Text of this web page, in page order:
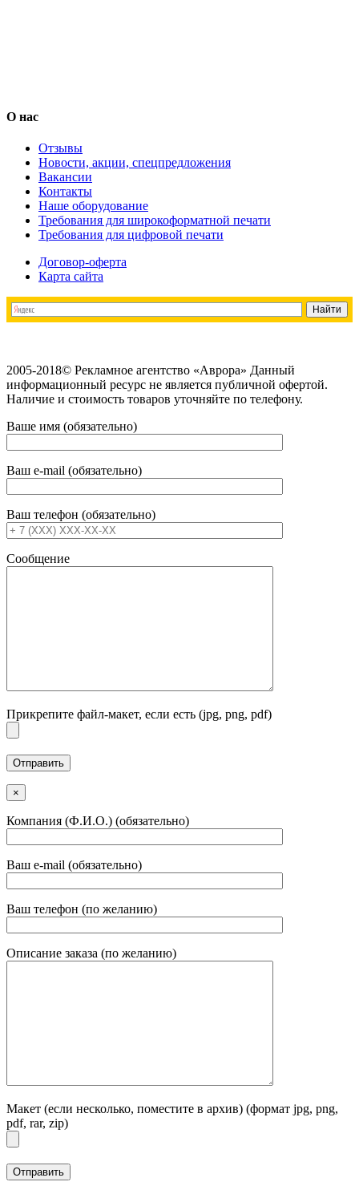
О нас
Отзывы
Новости, акции, спецпредложения
Вакансии
Контакты
Наше оборудование
Требования для широкоформатной печати
Требования для цифровой печати
Договор-оферта
Карта сайта
2005-2018© Рекламное агентство «Аврора» Данный
информационный ресурс не является публичной офертой.
Наличие и стоимость товаров уточняйте по телефону.
Ваше имя (обязательно)
Ваш e-mail (обязательно)
Ваш телефон (обязательно)
Сообщение
Прикрепите файл-макет, если есть (jpg, png, pdf)
×
Компания (Ф.И.О.) (обязательно)
Ваш e-mail (обязательно)
Ваш телефон (по желанию)
Описание заказа (по желанию)
Макет (если несколько, поместите в архив) (формат jpg, png,
pdf, rar, zip)